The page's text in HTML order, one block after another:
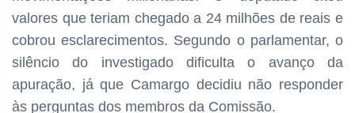
valores que teriam chegado a 24 milhões de reais e
cobrou esclarecimentos. Segundo o parlamentar, o
silêncio do investigado dificulta o avanço da
apuração, já que Camargo decidiu não responder
às perguntas dos membros da Comissão.